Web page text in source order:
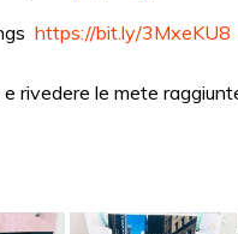
https://bit.ly/3MxeKU8
rivedere le mete